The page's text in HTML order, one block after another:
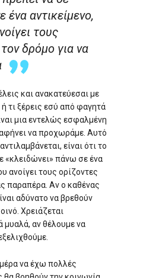
ένα αντικείμενο,
τους
δρόμο για να
και ανακατεύεσαι με
τι ξέρεις εσύ από φαγητά
μια εντελώς εσφαλμένη
να προχωράμε. Αυτό
είναι ότι το
«κλειδώνει» πάνω σε ένα
ανοίγει τους ορίζοντες
παραπέρα. Αν ο καθένας
αδύνατο να βρεθούν
Χρειάζεται
μυαλά, αν θέλουμε να
να έχω πολλές